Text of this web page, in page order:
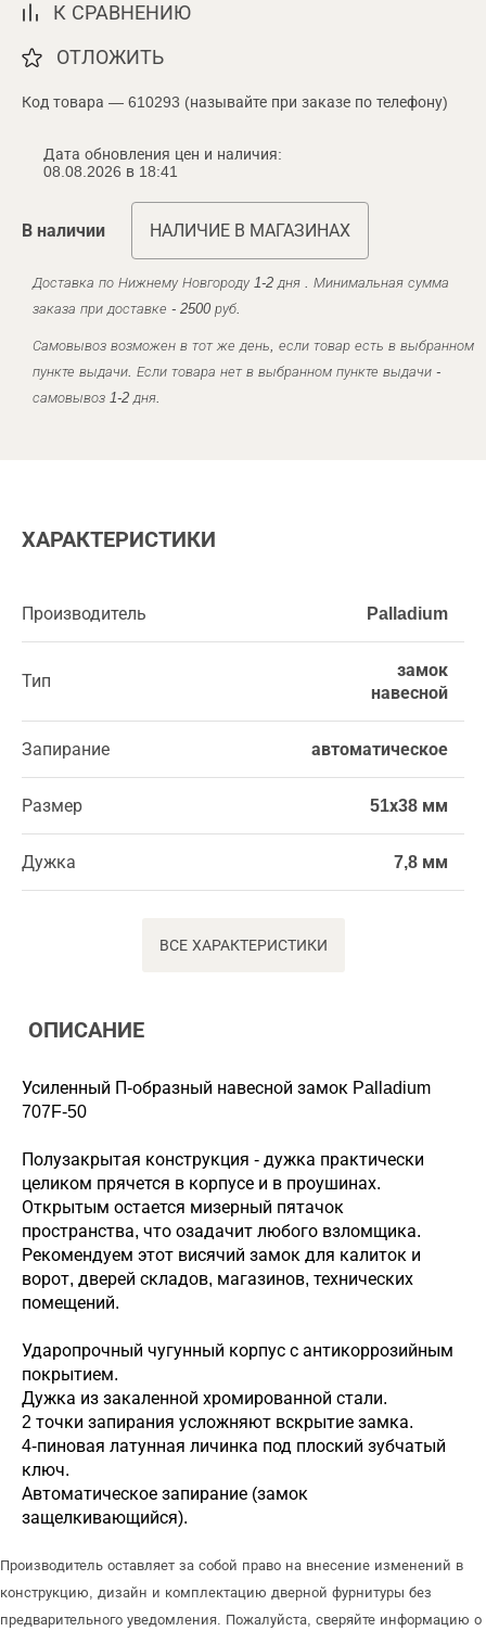
К СРАВНЕНИЮ
ОТЛОЖИТЬ
Код товара — 610293 (называйте при заказе по телефону)
Дата обновления цен и наличия:
08.08.2026 в 18:41
В наличии НАЛИЧИЕ В МАГАЗИНАХ
Доставка по Нижнему Новгороду 1-2 дня . Минимальная сумма
заказа при доставке - 2500 руб.
Самовывоз возможен в тот же день, если товар есть в выбранном
пункте выдачи. Если товара нет в выбранном пункте выдачи -
самовывоз 1-2 дня.
ХАРАКТЕРИСТИКИ
Производитель Palladium
Тип
замок
навесной
Запирание автоматическое
Размер 51х38 мм
Дужка 7,8 мм
ВСЕ ХАРАКТЕРИСТИКИ
ОПИСАНИЕ
Усиленный П-образный навесной замок Palladium
707F-50
Полузакрытая конструкция - дужка практически
целиком прячется в корпусе и в проушинах.
Открытым остается мизерный пятачок
пространства, что озадачит любого взломщика.
Рекомендуем этот висячий замок для калиток и
ворот, дверей складов, магазинов, технических
помещений.
Ударопрочный чугунный корпус с антикоррозийным
покрытием.
Дужка из закаленной хромированной стали.
2 точки запирания усложняют вскрытие замка.
4-пиновая латунная личинка под плоский зубчатый
ключ.
Автоматическое запирание (замок
защелкивающийся).
Производитель оставляет за собой право на внесение изменений в
конструкцию, дизайн и комплектацию дверной фурнитуры без
предварительного уведомления. Пожалуйста, сверяйте информацию о